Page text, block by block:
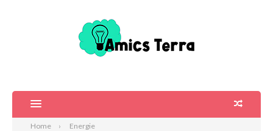
Home
Energie